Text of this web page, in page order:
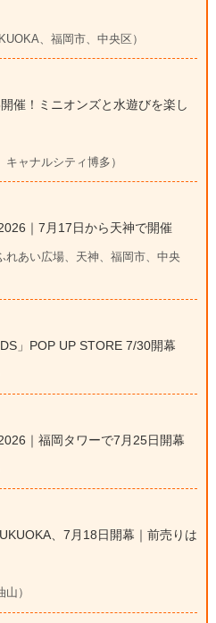
、福岡市、中央区）
催！ミニオンズと水遊びを楽し
ャナルシティ博多）
｜7月17日から天神で開催
あい広場、天神、福岡市、中央
」POP UP STORE 7/30開幕
｜福岡タワーで7月25日開幕
、7月18日開幕｜前売りは
）